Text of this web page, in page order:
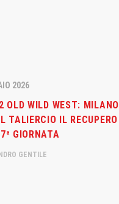
2026
OLD WILD WEST: MILANO
TALIERCIO IL RECUPERO
GIORNATA
GENTILE
Progetto Mestre